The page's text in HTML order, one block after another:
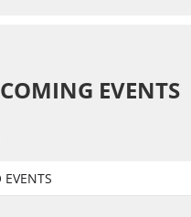
EVENTS
EVENTS